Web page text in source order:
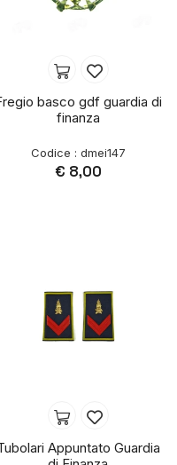
basco gdf guardia di
finanza
Codice : dmei147
€ 8,00
Appuntato Guardia